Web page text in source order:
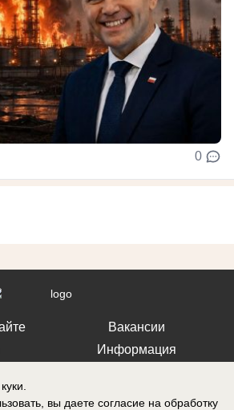
0
Вакансии
Информация
вы даете согласие на обработку